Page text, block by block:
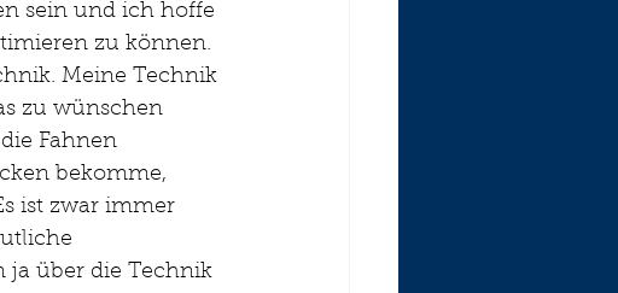
sein und ich hoffe
zu können.
Meine Technik
zu wünschen
Fahnen
bekomme,
ist zwar immer
ja über die Technik